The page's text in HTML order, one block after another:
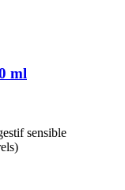
ml
sensible